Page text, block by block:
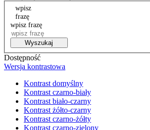
wpisz
frazę
wpisz frazę
Wyszukaj
Dostępność
Wersja kontrastowa
Kontrast domyślny
Kontrast czarno-biały
Kontrast biało-czarny
Kontrast żółto-czarny
Kontrast czarno-żółty
Kontrast czarno-zielony